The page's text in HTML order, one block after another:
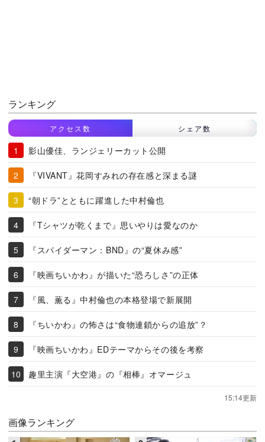
ランキング
アクセス数 シェア数
影山優佳、ランジェリーカット公開
『VIVANT』花岡すみれの存在感と深まる謎
“朝ドラ”とともに躍進した中村倫也
『Tシャツが乾くまで』思いやりは愛なのか
『スパイダーマン：BND』の“夏休み感”
『映画ちいかわ』が描いた“恐ろしさ”の正体
『風、薫る』中村倫也の本格登場で新展開
『ちいかわ』の怖さは“食物連鎖からの追放”？
『映画ちいかわ』EDテーマからその後を考察
趣里主演『大空港』の『相棒』オマージュ
15:14更新
画像ランキング